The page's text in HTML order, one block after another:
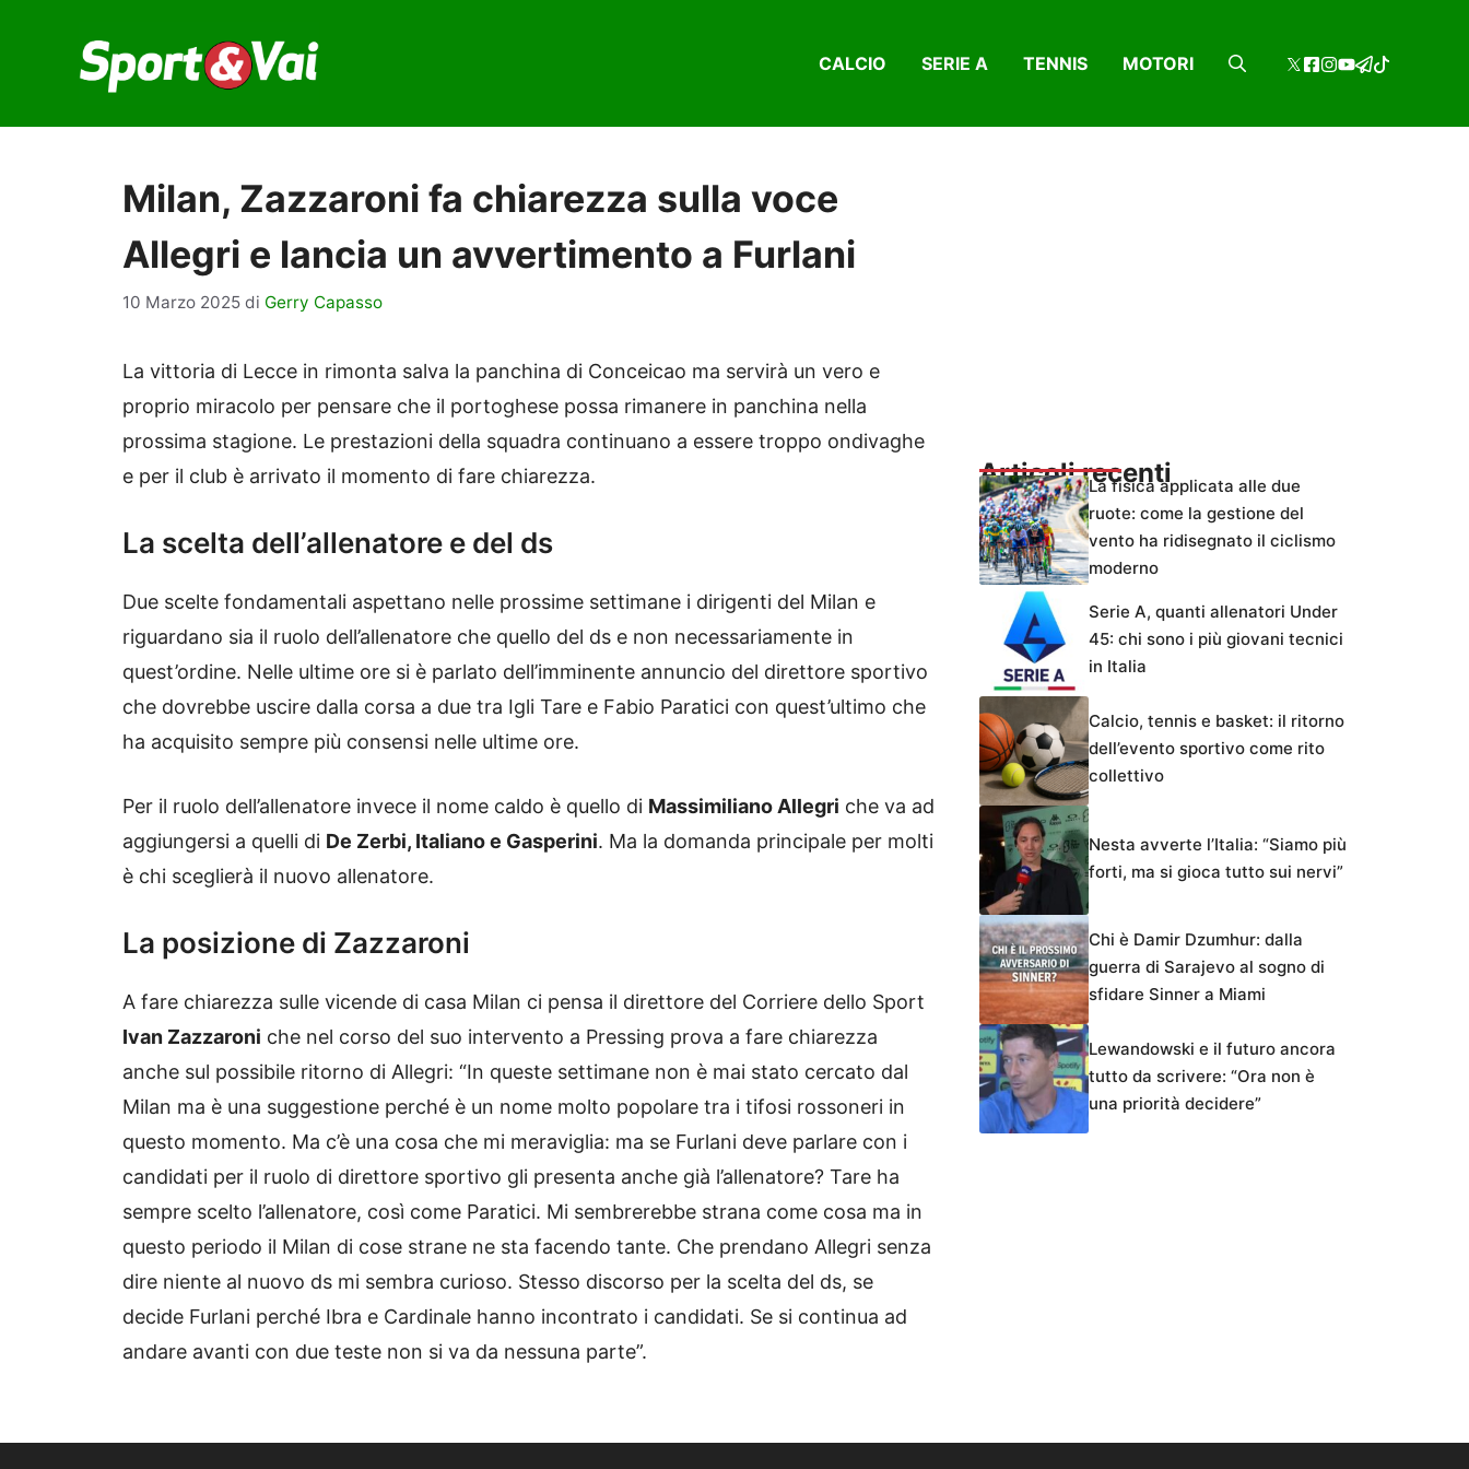
contenuto
CALCIO SERIE A TENNIS MOTORI
Milan, Zazzaroni fa chiarezza sulla voce
Allegri e lancia un avvertimento a Furlani
10 Marzo 2025 di Gerry Capasso
La vittoria di Lecce in rimonta salva la panchina di Conceicao ma servirà un vero e
proprio miracolo per pensare che il portoghese possa rimanere in panchina nella
prossima stagione. Le prestazioni della squadra continuano a essere troppo ondivaghe
e per il club è arrivato il momento di fare chiarezza.
La scelta dell’allenatore e del ds
Due scelte fondamentali aspettano nelle prossime settimane i dirigenti del Milan e
riguardano sia il ruolo dell’allenatore che quello del ds e non necessariamente in
quest’ordine. Nelle ultime ore si è parlato dell’imminente annuncio del direttore sportivo
che dovrebbe uscire dalla corsa a due tra Igli Tare e Fabio Paratici con quest’ultimo che
ha acquisito sempre più consensi nelle ultime ore.
Per il ruolo dell’allenatore invece il nome caldo è quello di Massimiliano Allegri che va ad
aggiungersi a quelli di De Zerbi, Italiano e Gasperini. Ma la domanda principale per molti
è chi sceglierà il nuovo allenatore.
La posizione di Zazzaroni
A fare chiarezza sulle vicende di casa Milan ci pensa il direttore del Corriere dello Sport
Ivan Zazzaroni che nel corso del suo intervento a Pressing prova a fare chiarezza
anche sul possibile ritorno di Allegri: “In queste settimane non è mai stato cercato dal
Milan ma è una suggestione perché è un nome molto popolare tra i tifosi rossoneri in
questo momento. Ma c’è una cosa che mi meraviglia: ma se Furlani deve parlare con i
candidati per il ruolo di direttore sportivo gli presenta anche già l’allenatore? Tare ha
sempre scelto l’allenatore, così come Paratici. Mi sembrerebbe strana come cosa ma in
questo periodo il Milan di cose strane ne sta facendo tante. Che prendano Allegri senza
dire niente al nuovo ds mi sembra curioso. Stesso discorso per la scelta del ds, se
decide Furlani perché Ibra e Cardinale hanno incontrato i candidati. Se si continua ad
andare avanti con due teste non si va da nessuna parte”.
Articoli recentiLa fisica applicata alle due
ruote: come la gestione del
vento ha ridisegnato il ciclismo
moderno
Serie A, quanti allenatori Under
45: chi sono i più giovani tecnici
in Italia
Calcio, tennis e basket: il ritorno
dell’evento sportivo come rito
collettivo
Nesta avverte l’Italia: “Siamo più
forti, ma si gioca tutto sui nervi”
Chi è Damir Dzumhur: dalla
guerra di Sarajevo al sogno di
sfidare Sinner a Miami
Lewandowski e il futuro ancora
tutto da scrivere: “Ora non è
una priorità decidere”